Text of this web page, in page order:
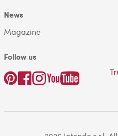
News
Magazine
Follow us